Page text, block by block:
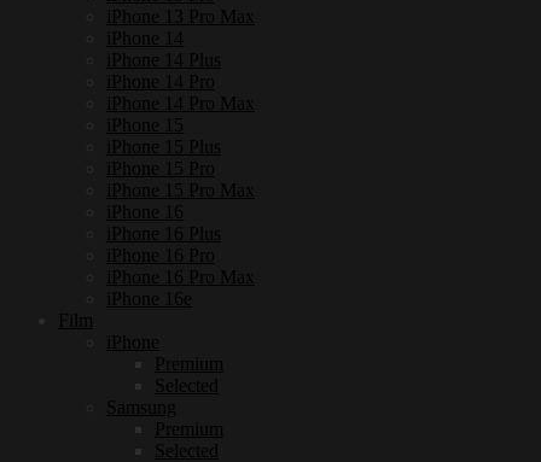
iPhone 13 Pro Max
iPhone 14
iPhone 14 Plus
iPhone 14 Pro
iPhone 14 Pro Max
iPhone 15
iPhone 15 Plus
iPhone 15 Pro
iPhone 15 Pro Max
iPhone 16
iPhone 16 Plus
iPhone 16 Pro
iPhone 16 Pro Max
iPhone 16e
Film
iPhone
Premium
Selected
Samsung
Premium
Selected